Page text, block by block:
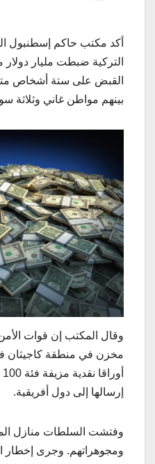
أكد مكتب حاكم إسطنبول
التركية ضبطت مليار
القبض على ستة أشخاص
بينهم مواطن غاني وثلاثة
وقال المكتب إن قوات
مخزن في منطقة
إرسالها إلى دول أفريقية.
وفتشت السلطات منازل
ومجوهراتهم. وجرى إخطار